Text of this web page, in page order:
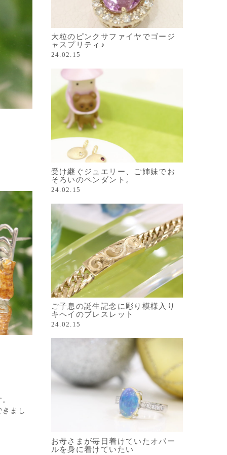
まし
大粒のピンクサファイヤでゴージ
ャスプリティ♪
24.02.15
受け継ぐジュエリー、ご姉妹でお
そろいのペンダント。
24.02.15
ご子息の誕生記念に彫り模様入り
キヘイのブレスレット
24.02.15
お母さまが毎日着けていたオパー
ルを身に着けていたい